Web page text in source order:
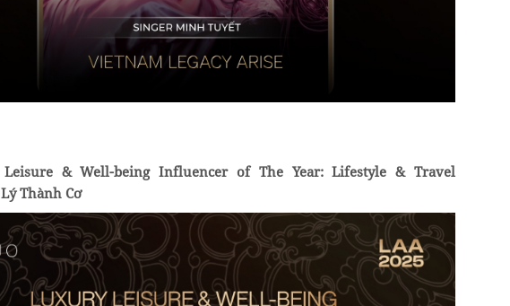
& Well-being Influencer of The Year: Lifestyle & Travel
Thành Cơ